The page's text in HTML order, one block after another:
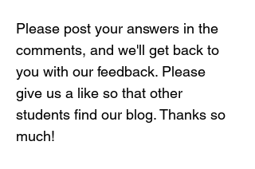
Please post your answers in the
comments, and we'll get back to
you with our feedback. Please
give us a like so that other
students find our blog. Thanks so
much!